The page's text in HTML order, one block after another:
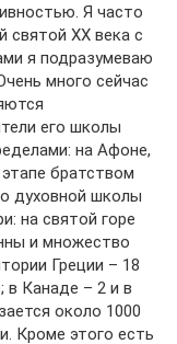
Я часто
XX века с
я подразумеваю
много сейчас
его школы
на Афоне,
братством
духовной школы
на святой горе
и множество
Греции – 18
в Канаде – 2 и в
около 1000
Кроме этого есть